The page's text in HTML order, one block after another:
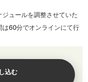
ュールを調整させていた
は60分でオンラインにて行
込む